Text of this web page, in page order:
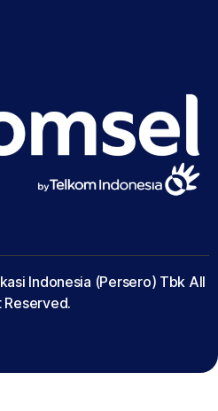
Indonesia (Persero) Tbk All
Reserved.